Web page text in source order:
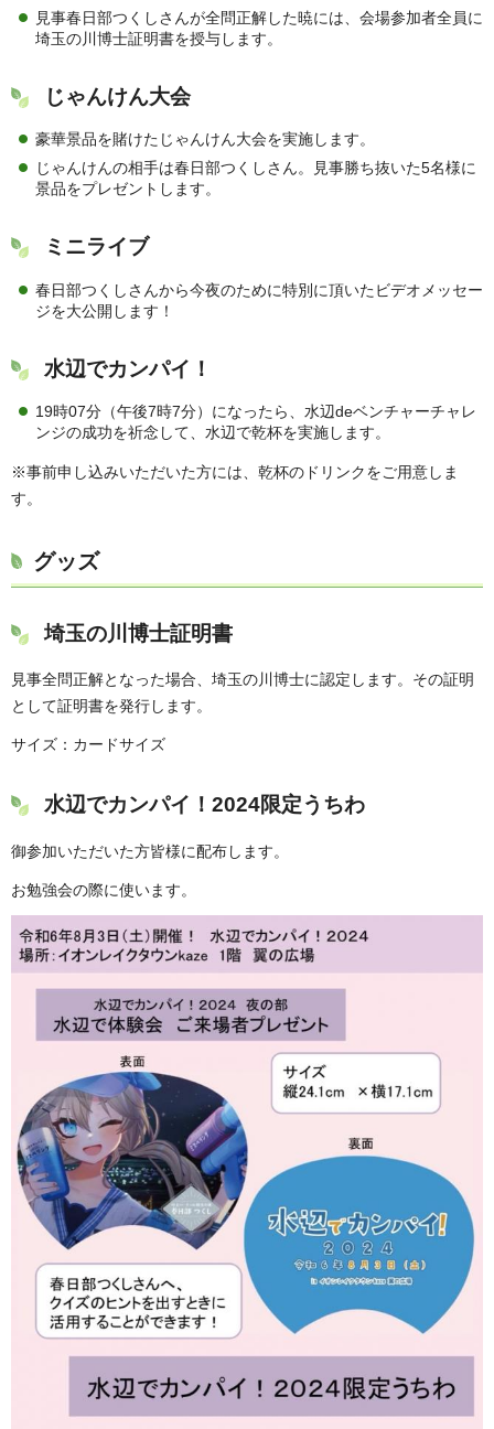
見事春日部つくしさんが全問正解した暁には、会場参加者全員に
埼玉の川博士証明書を授与します。
じゃんけん大会
豪華景品を賭けたじゃんけん大会を実施します。
じゃんけんの相手は春日部つくしさん。見事勝ち抜いた5名様に
景品をプレゼントします。
ミニライブ
春日部つくしさんから今夜のために特別に頂いたビデオメッセー
ジを大公開します！
水辺でカンパイ！
19時07分（午後7時7分）になったら、水辺deベンチャーチャレ
ンジの成功を祈念して、水辺で乾杯を実施します。
※事前申し込みいただいた方には、乾杯のドリンクをご用意しま
す。
グッズ
埼玉の川博士証明書
見事全問正解となった場合、埼玉の川博士に認定します。その証明
として証明書を発行します。
サイズ：カードサイズ
水辺でカンパイ！2024限定うちわ
御参加いただいた方皆様に配布します。
お勉強会の際に使います。